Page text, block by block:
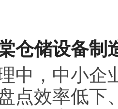
仓储设备制
中，中小企
点效率低下